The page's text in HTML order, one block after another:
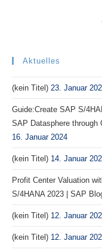
Aktuelles
(kein Titel) 23. Januar
Guide:Create SAP S/
SAP Datasphere through
16. Januar 2024
(kein Titel) 14. Januar
Profit Center Valuation
S/4HANA 2023 | SAP
(kein Titel) 12. Januar
(kein Titel) 12. Januar